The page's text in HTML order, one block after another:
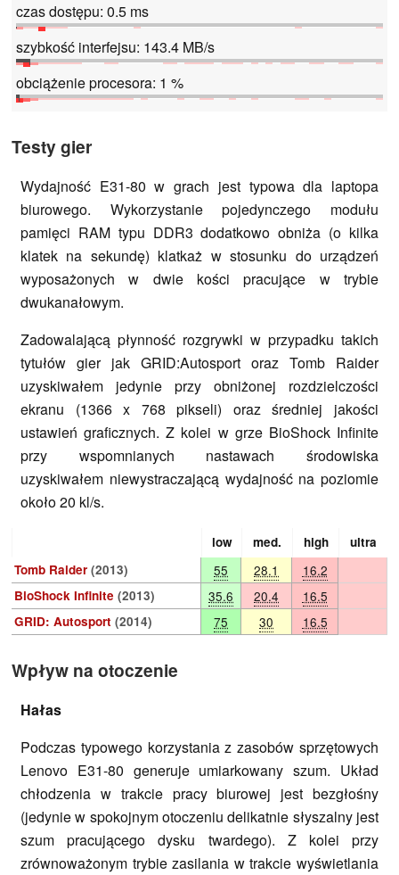
czas dostępu: 0.5 ms
szybkość interfejsu: 143.4 MB/s
obciążenie procesora: 1 %
Testy gier
Wydajność E31-80 w grach jest typowa dla laptopa
biurowego. Wykorzystanie pojedynczego modułu
pamięci RAM typu DDR3 dodatkowo obniża (o kilka
klatek na sekundę) klatkaż w stosunku do urządzeń
wyposażonych w dwie kości pracujące w trybie
dwukanałowym.
Zadowalającą płynność rozgrywki w przypadku takich
tytułów gier jak GRID:Autosport oraz Tomb Raider
uzyskiwałem jedynie przy obniżonej rozdzielczości
ekranu (1366 x 768 pikseli) oraz średniej jakości
ustawień graficznych. Z kolei w grze BioShock Infinite
przy wspomnianych nastawach środowiska
uzyskiwałem niewystraczającą wydajność na poziomie
około 20 kl/s.
low med. high
ultra
Tomb Raider (2013) 55 28.1 16.2
BioShock Infinite (2013) 35.6 20.4 16.5
GRID: Autosport (2014) 75 30 16.5
Wpływ na otoczenie
Hałas
Podczas typowego korzystania z zasobów sprzętowych
Lenovo E31-80 generuje umiarkowany szum. Układ
chłodzenia w trakcie pracy biurowej jest bezgłośny
(jedynie w spokojnym otoczeniu delikatnie słyszalny jest
szum pracującego dysku twardego). Z kolei przy
zrównoważonym trybie zasilania w trakcie wyświetlania